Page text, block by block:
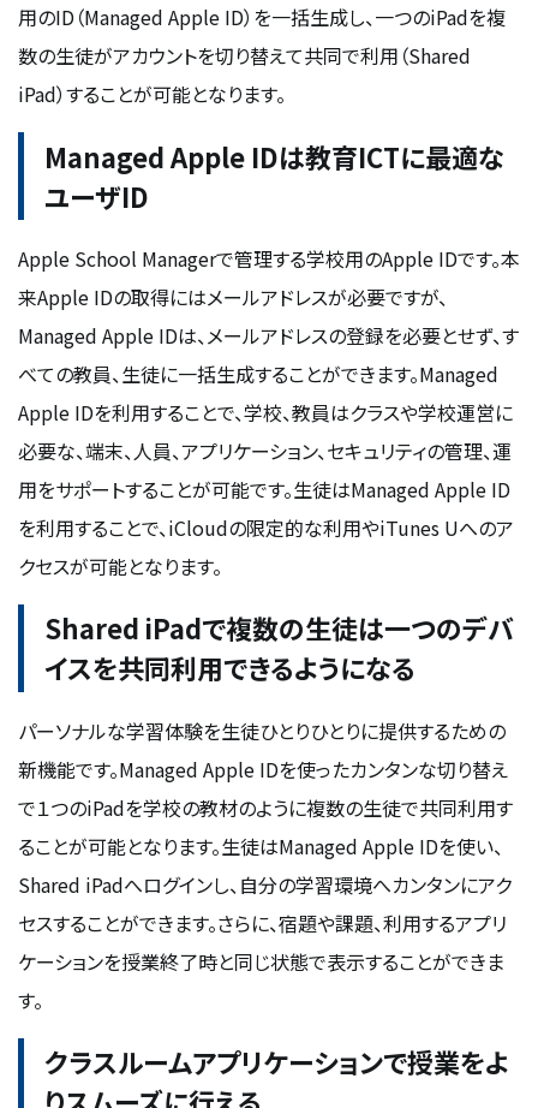
用のID（Managed Apple ID）を一括生成し、一つのiPadを複
数の生徒がアカウントを切り替えて共同で利用（Shared
iPad）することが可能となります。
Managed Apple IDは教育ICTに最適な
ユーザID
Apple School Managerで管理する学校用のApple IDです。本
来Apple IDの取得にはメールアドレスが必要ですが、
Managed Apple IDは、メールアドレスの登録を必要とせず、す
べての教員、生徒に一括生成することができます。Managed
Apple IDを利用することで、学校、教員はクラスや学校運営に
必要な、端末、人員、アプリケーション、セキュリティの管理、運
用をサポートすることが可能です。生徒はManaged Apple ID
を利用することで、iCloudの限定的な利用やiTunes Uへのア
クセスが可能となります。
Shared iPadで複数の生徒は一つのデバ
イスを共同利用できるようになる
パーソナルな学習体験を生徒ひとりひとりに提供するための
新機能です。Managed Apple IDを使ったカンタンな切り替え
で１つのiPadを学校の教材のように複数の生徒で共同利用す
ることが可能となります。生徒はManaged Apple IDを使い、
Shared iPadへログインし、自分の学習環境へカンタンにアク
セスすることができます。さらに、宿題や課題、利用するアプリ
ケーションを授業終了時と同じ状態で表示することができま
す。
クラスルームアプリケーションで授業をよ